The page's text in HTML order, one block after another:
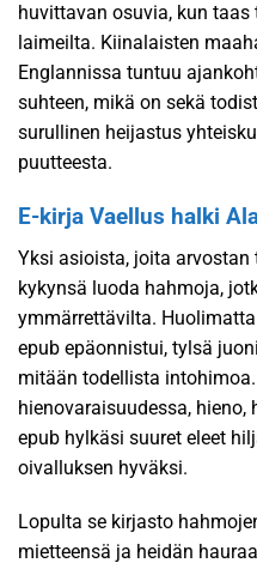
huvittavan osuvia, kun
laimeilta. Kiinalaisten
Englannissa tuntuu
suhteen, mikä on sekä
surullinen heijastus
puutteesta.
E-kirja Vaellus halki
Yksi asioista, joita
kykynsä luoda hahmoja,
ymmärrettävilta.
epub epäonnistui, tylsä
mitään todellista
hienovaraisuudessa,
epub hylkäsi suuret eleet
oivalluksen hyväksi.
Lopulta se kirjasto
mietteensä ja heidän